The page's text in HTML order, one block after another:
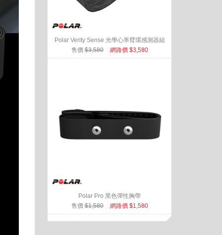
Polar Verity Sense 光學心率臂環感測器組
售價$3,580 網路價 $3,580
Polar Pro 黑色彈性胸帶
售價$1,580 網路價 $1,580